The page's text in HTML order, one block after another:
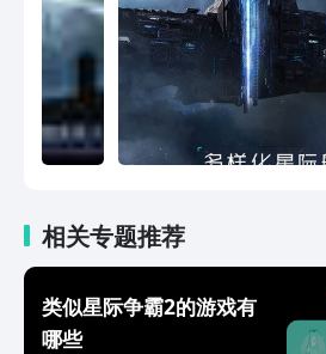
相关专题推荐
类似星际争霸2的游戏有
哪些